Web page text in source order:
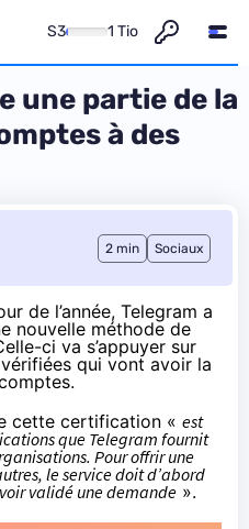
S3 1 Tio
une partie de la
à des
2 min Sociaux
de l’année, Telegram a
nouvelle méthode de
ci va s’appuyer sur
qui vont avoir la
cette certification « est
que Telegram fournit
. Pour offrir une
le service doit d’abord
validé une demande ».